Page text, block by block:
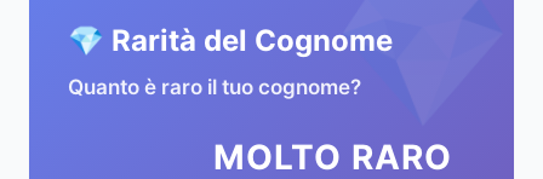
💎
💎 Rarità del Cognome
Quanto è raro il tuo cognome?
MOLTO RARO